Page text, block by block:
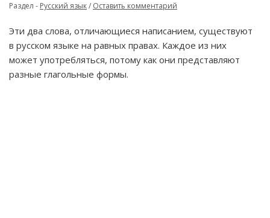
Раздел - Русский язык/ Оставить комментарий
Эти два слова, отличающиеся написанием, существуют
в русском языке на равных правах. Каждое из них
может употребляться, потому как они представляют
разные глагольные формы.